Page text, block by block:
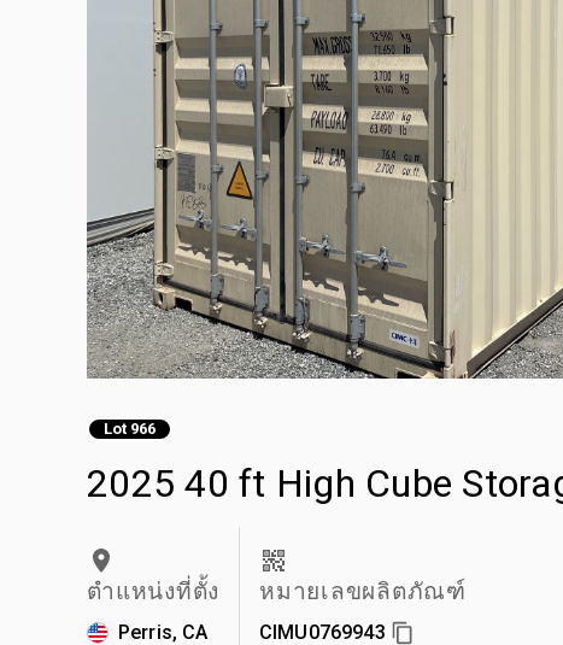
Lot 966
2025 40 ft High Cube
ตำแหน่งที่ตั้ง
Perris, CA
หมายเลขผลิตภัณฑ์
CIMU0769943